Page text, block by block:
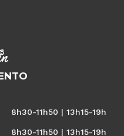
8h30-11h50 | 13h15-19h
8h30-11h50 | 13h15-19h